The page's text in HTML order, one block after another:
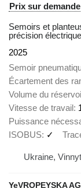
Prix sur demande
Semoirs et
précision électrique
2025
Semoir
Écartement des
Volume du
Vitesse de travail
Puissance
ISOBUS ✓
Ukraine,
YeVROPEYSKA